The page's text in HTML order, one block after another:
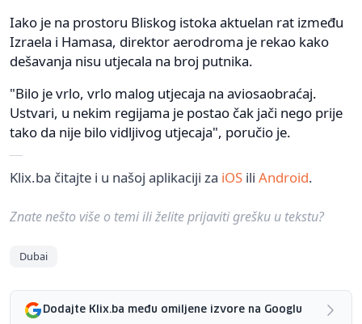
Iako je na prostoru Bliskog istoka aktuelan rat između
Izraela i Hamasa, direktor aerodroma je rekao kako
dešavanja nisu utjecala na broj putnika.
"Bilo je vrlo, vrlo malog utjecaja na aviosaobraćaj.
Ustvari, u nekim regijama je postao čak jači nego prije
tako da nije bilo vidljivog utjecaja", poručio je.
Klix.ba čitajte i u našoj aplikaciji za iOS ili Android.
Znate nešto više o temi ili želite prijaviti grešku u tekstu?
Dubai
Dodajte Klix.ba među omiljene izvore na Googlu